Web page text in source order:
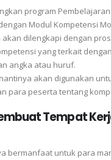
program
Modul Kompetensi
dilengkapi dengan
yang terkait
angka atau huruf.
akan digunakan
para peserta tentang
Tempat
bermanfaat untuk para